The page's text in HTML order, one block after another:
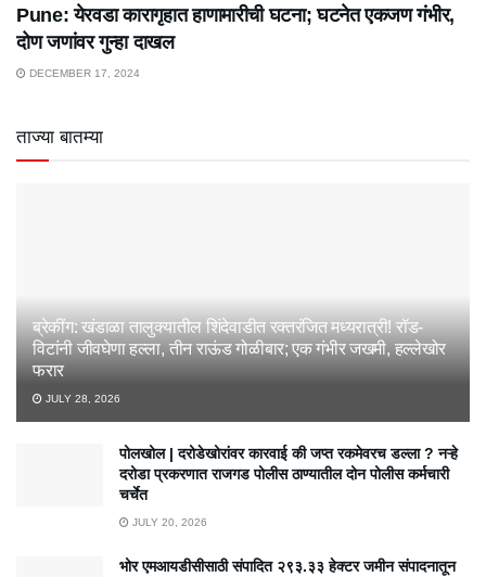
Pune: येरवडा कारागृहात हाणामारीची घटना; घटनेत एकजण गंभीर,
दोण जणांवर गुन्हा दाखल
DECEMBER 17, 2024
ताज्या बातम्या
ब्रेकींग: खंडाळा तालुक्यातील शिंदेवाडीत रक्तरंजित मध्यरात्री! रॉड-
विटांनी जीवघेणा हल्ला, तीन राऊंड गोळीबार; एक गंभीर जखमी, हल्लेखोर
फरार
JULY 28, 2026
पोलखोल | दरोडेखोरांवर कारवाई की जप्त रकमेवरच डल्ला ? नऱ्हे
दरोडा प्रकरणात राजगड पोलीस ठाण्यातील दोन पोलीस कर्मचारी
चर्चेत
JULY 20, 2026
भोर एमआयडीसीसाठी संपादित २९३.३३ हेक्टर जमीन संपादनातून